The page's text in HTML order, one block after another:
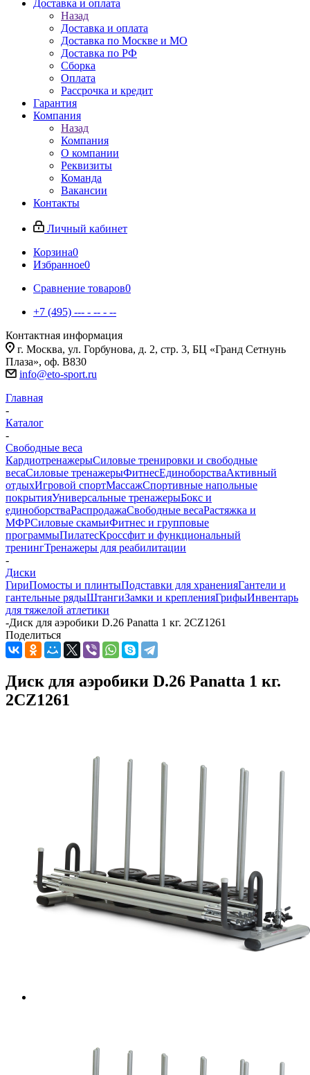
Доставка и оплата
Назад
Доставка и оплата
Доставка по Москве и МО
Доставка по РФ
Сборка
Оплата
Рассрочка и кредит
Гарантия
Компания
Назад
Компания
О компании
Реквизиты
Команда
Вакансии
Контакты
Личный кабинет
Корзина0
Избранное0
Сравнение товаров0
+7 (495) --- - -- - --
Контактная информация
г. Москва, ул. Горбунова, д. 2, стр. 3, БЦ «Гранд Сетнунь
Плаза», оф. В830
info@eto-sport.ru
Главная
-
Каталог
-
Свободные веса
КардиотренажерыСиловые тренировки и свободные
весаСиловые тренажерыФитнесЕдиноборстваАктивный
отдыхИгровой спортМассажСпортивные напольные
покрытияУниверсальные тренажерыБокс и
единоборстваРаспродажаСвободные весаРастяжка и
МФРСиловые скамьиФитнес и групповые
программыПилатесКроссфит и функциональный
тренингТренажеры для реабилитации
-
Диски
ГириПомосты и плинтыПодставки для храненияГантели и
гантельные рядыШтангиЗамки и крепленияГрифыИнвентарь
для тяжелой атлетики
-Диск для аэробики D.26 Panatta 1 кг. 2CZ1261
Поделиться
Диск для аэробики D.26 Panatta 1 кг.
2CZ1261